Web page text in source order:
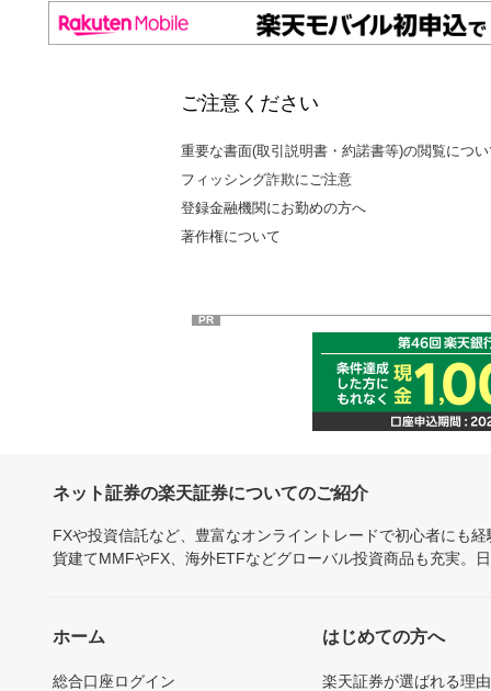
ご注意ください
重要な書面(取引説明書・約諾書等)の閲覧につ
フィッシング詐欺にご注意
登録金融機関にお勤めの方へ
著作権について
PR
ネット証券の楽天証券についてのご紹介
FXや投資信託など、豊富なオンライントレードで初心者にも
貨建てMMFやFX、海外ETFなどグローバル投資商品も充実。
ホーム
総合口座ログイン
はじめての方へ
楽天証券が選ばれる理由